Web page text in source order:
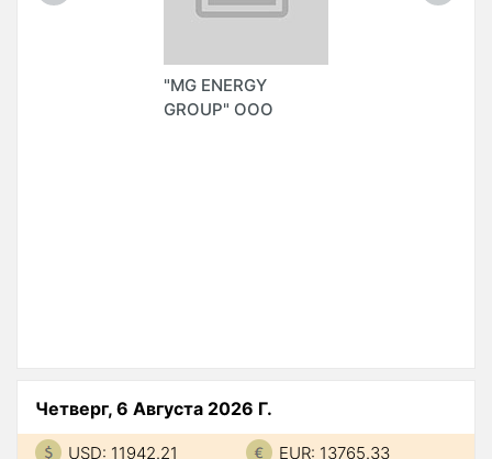
"MG ENERGY
GROUP" ООО
Четверг, 6 Августа 2026 Г.
USD: 11942.21 EUR: 13765.33